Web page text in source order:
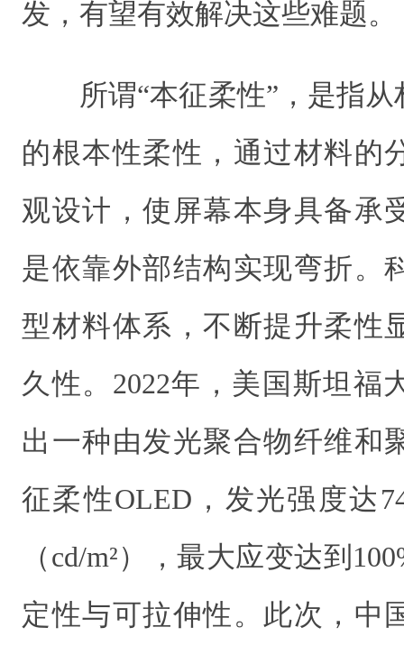
发，有望有效解决这些难题。
所谓“本征柔性”，是指
的根本性柔性，通过材料的
观设计，使屏幕本身具备承
是依靠外部结构实现弯折。
型材料体系，不断提升柔性
久性。2022年，美国斯坦福
出一种由发光聚合物纤维和
征柔性OLED，发光强度达
（cd/m²），最大应变达到
定性与可拉伸性。此次，中